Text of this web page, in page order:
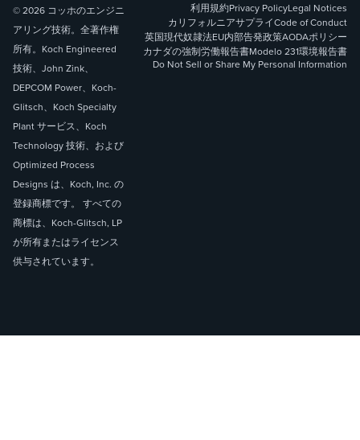
© 2026 コッホのエンジニ
アリング技術。全著作権
所有。Koch Engineered
技術、John Zink、
DEPCOM Power、Koch-
Glitsch、Koch Specialty
Plant サービス、Koch
Technology 技術、および
Optimized Process
Designs は、Koch, Inc. の
登録商標です。 すべての
商標は、Koch-Glitsch, LP
が所有またはライセンス
供与されています。
利用規約Privacy PolicyLegal Notices
カリフォルニアサプライCode of Conduct
英国現代奴隷法EU内部告発政策AODAポリシー
カナダの強制労働報告書Modelo 231環境報告書
Do Not Sell or Share My Personal Information